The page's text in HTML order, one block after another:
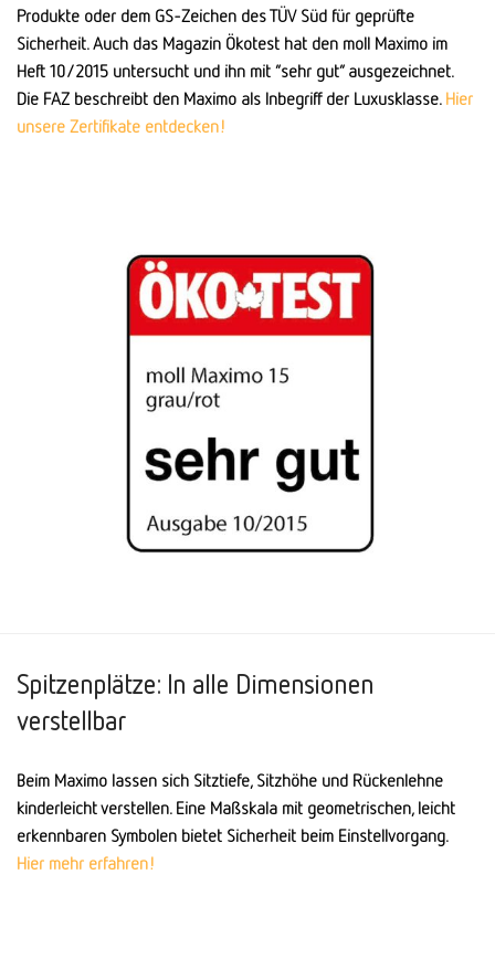
Produkte oder dem GS-Zeichen des TÜV Süd für geprüfte
Sicherheit. Auch das Magazin Ökotest hat den moll Maximo im
Heft 10/2015 untersucht und ihn mit “sehr gut” ausgezeichnet.
Die FAZ beschreibt den Maximo als Inbegriff der Luxusklasse. Hier
unsere Zertifikate entdecken!
Spitzenplätze: In alle Dimensionen
verstellbar
Beim Maximo lassen sich Sitz­tiefe, Sitz­höhe und Rücken­lehne
kinder­leicht ver­stellen. Eine Maß­skala mit geometrischen, leicht
erkennbaren Symbolen bietet Sicher­heit beim Einstell­vorgang.
Hier mehr erfahren!